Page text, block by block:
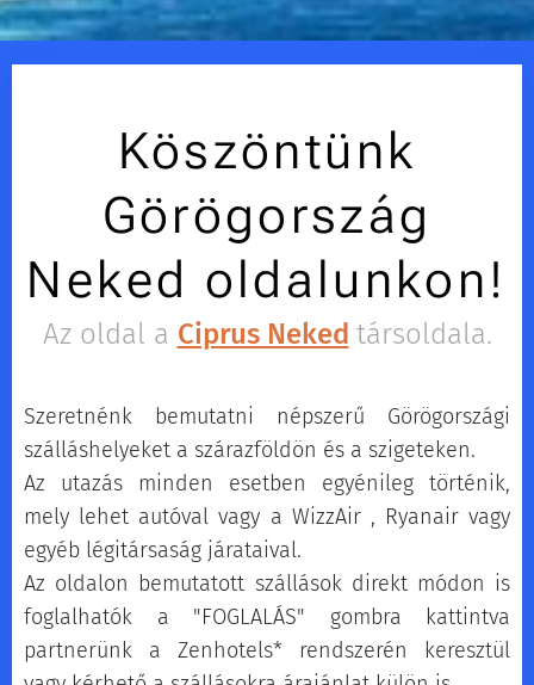
Köszöntünk
Görögország
Neked oldalunkon!
Az oldal a Ciprus Neked társoldala.
Szeretnénk bemutatni népszerű Görögországi
szálláshelyeket a szárazföldön és a szigeteken.
Az utazás minden esetben egyénileg történik,
mely lehet autóval vagy a WizzAir , Ryanair vagy
egyéb légitársaság járataival.
Az oldalon bemutatott szállások direkt módon is
foglalhatók a "FOGLALÁS" gombra kattintva
partnerünk a Zenhotels* rendszerén keresztül